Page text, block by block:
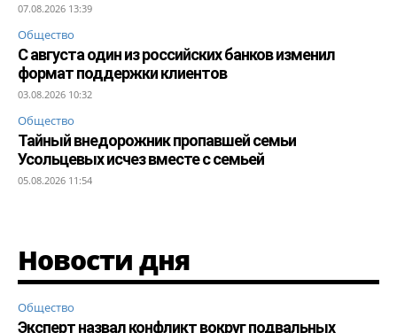
07.08.2026 13:39
Общество
С августа один из российских банков изменил
формат поддержки клиентов
03.08.2026 10:32
Общество
Тайный внедорожник пропавшей семьи
Усольцевых исчез вместе с семьей
05.08.2026 11:54
Новости дня
Общество
Эксперт назвал конфликт вокруг подвальных